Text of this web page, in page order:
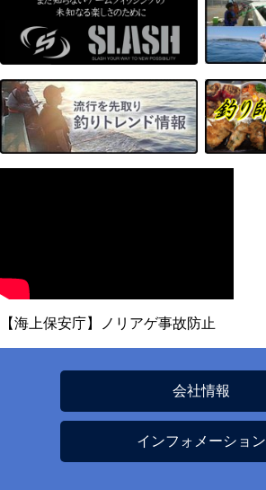
【海上保安庁】ノリアゲ事故防止
会社情報
インフォメーション